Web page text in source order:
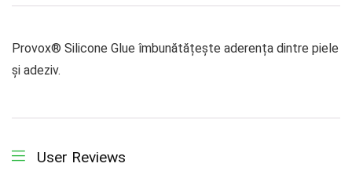
Provox® Silicone Glue îmbunătățește aderența dintre piele
și adeziv.
User Reviews